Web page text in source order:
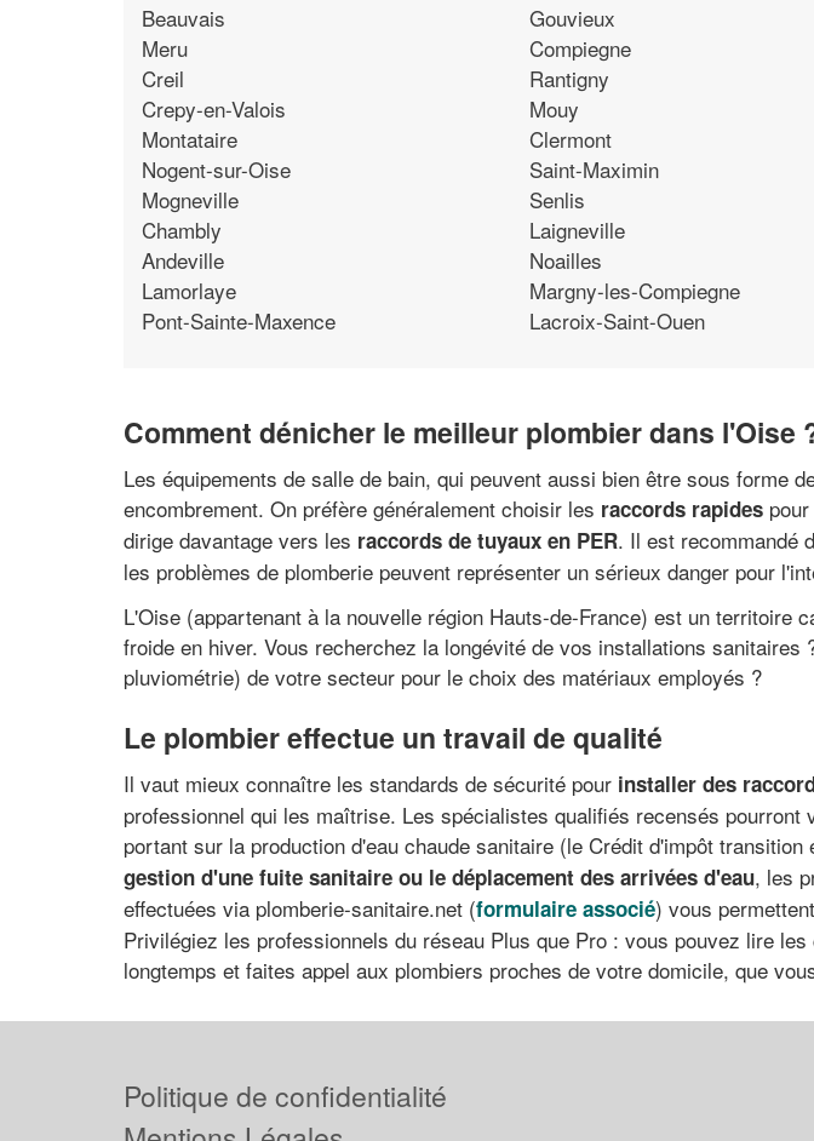
Beauvais
Meru
Creil
Crepy-en-Valois
Montataire
Nogent-sur-Oise
Mogneville
Chambly
Andeville
Lamorlaye
Pont-Sainte-Maxence
Gouvieux
Compiegne
Rantigny
Mouy
Clermont
Saint-Maximin
Senlis
Laigneville
Noailles
Margny-les-Compiegne
Lacroix-Saint-Ouen
Comment dénicher le meilleur plombier dans l'Oise
Les équipements de salle de bain, qui peuvent aussi bien être sous forme
encombrement. On préfère généralement choisir les raccords rapides
dirige davantage vers les raccords de tuyaux en PER. Il est recommandé
les problèmes de plomberie peuvent représenter un sérieux danger pour
L'Oise (appartenant à la nouvelle région Hauts-de-France) est un
froide en hiver. Vous recherchez la longévité de vos installations
pluviométrie) de votre secteur pour le choix des matériaux employés ?
Le plombier effectue un travail de qualité
Il vaut mieux connaître les standards de sécurité pour installer des
professionnel qui les maîtrise. Les spécialistes qualifiés recensés
portant sur la production d'eau chaude sanitaire (le Crédit d'impôt
gestion d'une fuite sanitaire ou le déplacement des arrivées d'eau, les
effectuées via plomberie-sanitaire.net (formulaire associé) vous
Privilégiez les professionnels du réseau Plus que Pro : vous pouvez lire
longtemps et faites appel aux plombiers proches de votre domicile, que
Politique de confidentialité